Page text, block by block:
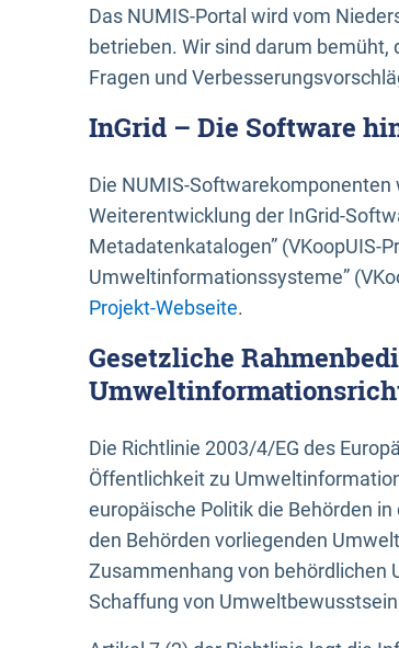
Das NUMIS-Portal wird vom
betrieben. Wir sind darum
Fragen und
InGrid – Die Software
Die NUMIS-Softwarekomponenten
Weiterentwicklung der InGrid-
Metadatenkatalogen” (VKoopUIS-
Umweltinformationssysteme”
Projekt-Webseite.
Gesetzliche
Die Richtlinie 2003/4/EG des
Öffentlichkeit zu
europäische Politik die Behörden
den Behörden vorliegenden
Zusammenhang von behördlichen
Schaffung von